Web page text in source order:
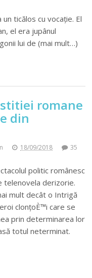
ticălos cu vocație. El
el era jupânul
lui de (mai mult…)
romane
din
18/09/2018
35
politic românesc
derizorie.
mult decât o Intrigă
clonțoÈ™i care se
prin determinarea lor
totul neterminat.